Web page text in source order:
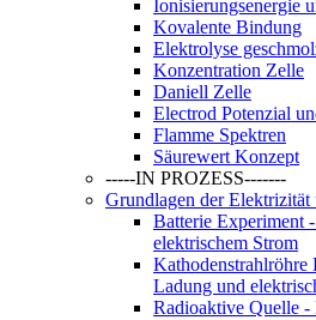
Ionisierungsenergie
Kovalente Bindung
Elektrolyse
Konzentration Zelle
Daniell Zelle
Electrod Potenzial
Flamme Spektren
Säurewert Konzept
-----IN PROZESS-------
Grundlagen der Elektrizität
Batterie Experiment
elektrischem Strom
Kathodenstrahlröhre
Ladung und
Radioaktive Quelle -